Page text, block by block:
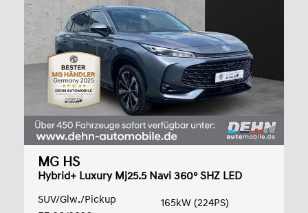
MG HS
Hybrid+ Luxury Mj25.5 Navi 360° SHZ LED
SUV/Glw./Pickup
165kW (224PS)